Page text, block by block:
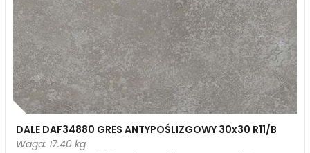
DALE DAF34880 GRES ANTYPOŚLIZGOWY 30x30 R11/B
Waga: 17.40 kg